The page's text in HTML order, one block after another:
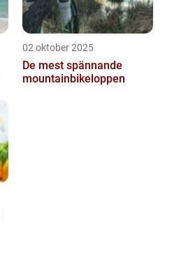
02 oktober 2025
De mest spännande
mountainbikeloppen